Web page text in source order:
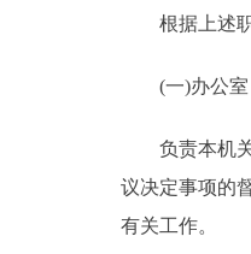
根据上述职
(一)办公室
负责本机关
议决定事项的
有关工作。